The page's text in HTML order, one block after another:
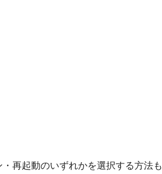
再起動のいずれかを選択する方法も